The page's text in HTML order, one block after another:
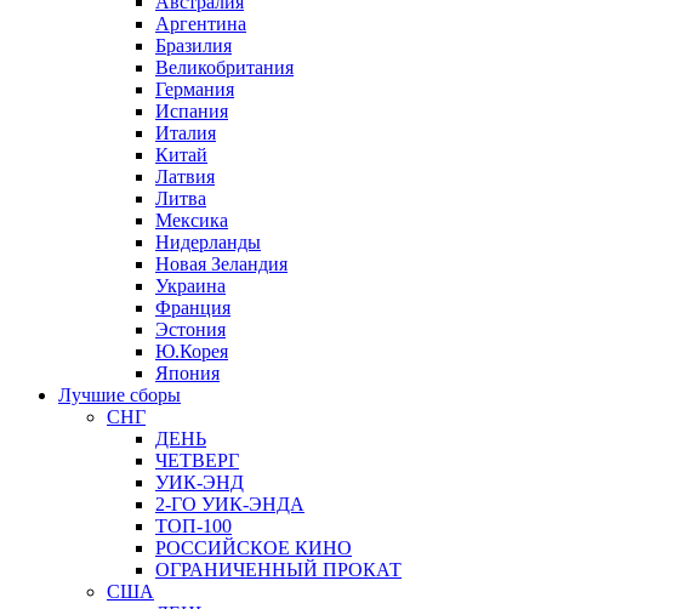
Аргентина
Бразилия
Великобритания
Германия
Испания
Италия
Китай
Латвия
Литва
Мексика
Нидерланды
Новая Зеландия
Украина
Франция
Эстония
Ю.Корея
Япония
Лучшие сборы
СНГ
ДЕНЬ
ЧЕТВЕРГ
УИК-ЭНД
2-ГО УИК-ЭНДА
ТОП-100
РОССИЙСКОЕ КИНО
ОГРАНИЧЕННЫЙ ПРОКАТ
США